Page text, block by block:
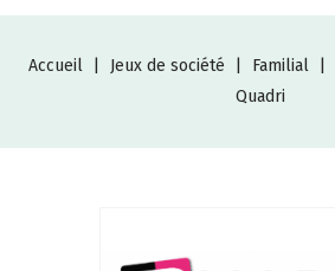
Accueil Jeux de société Familial
Quadri